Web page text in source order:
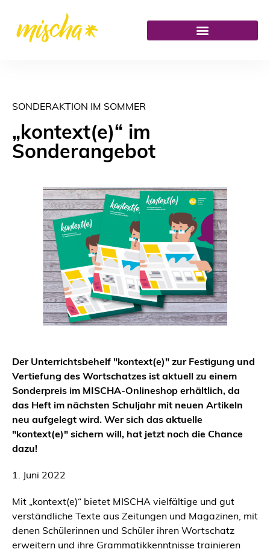
SONDERAKTION IM SOMMER
„kontext(e)“ im
Sonderangebot
Der Unterrichtsbehelf "kontext(e)" zur Festigung und
Vertiefung des Wortschatzes ist aktuell zu einem
Sonderpreis im MISCHA-Onlineshop erhältlich, da
das Heft im nächsten Schuljahr mit neuen Artikeln
neu aufgelegt wird. Wer sich das aktuelle
"kontext(e)" sichern will, hat jetzt noch die Chance
dazu!
1. Juni 2022
Mit „kontext(e)“ bietet MISCHA vielfältige und gut
verständliche Texte aus Zeitungen und Magazinen, mit
denen Schülerinnen und Schüler ihren Wortschatz
erweitern und ihre Grammatikkenntnisse trainieren